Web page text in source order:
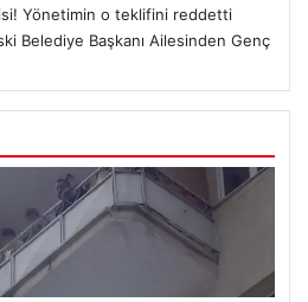
Yönetimin o teklifini reddetti
Belediye Başkanı Ailesinden Genç